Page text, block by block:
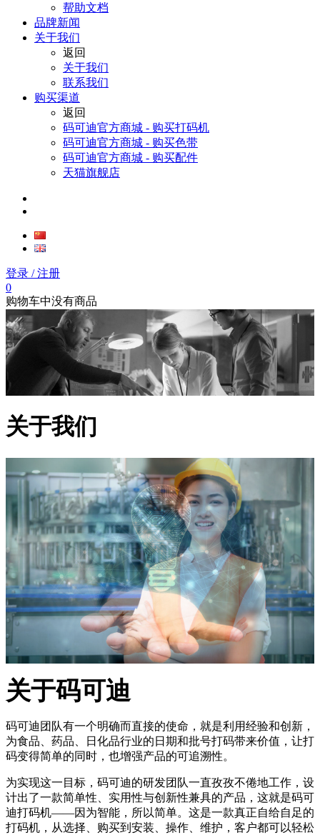
帮助文档
品牌新闻
关于我们
返回
关于我们
联系我们
购买渠道
返回
码可迪官方商城 - 购买打码机
码可迪官方商城 - 购买色带
码可迪官方商城 - 购买配件
天猫旗舰店
登录 / 注册
0
购物车中没有商品
关于我们
关于码可迪
码可迪团队有一个明确而直接的使命，就是利用经验和创新，
为食品、药品、日化品行业的日期和批号打码带来价值，让打
码变得简单的同时，也增强产品的可追溯性。
为实现这一目标，码可迪的研发团队一直孜孜不倦地工作，设
计出了一款简单性、实用性与创新性兼具的产品，这就是码可
迪打码机——因为智能，所以简单。这是一款真正自给自足的
打码机，从选择、购买到安装、操作、维护，客户都可以轻松